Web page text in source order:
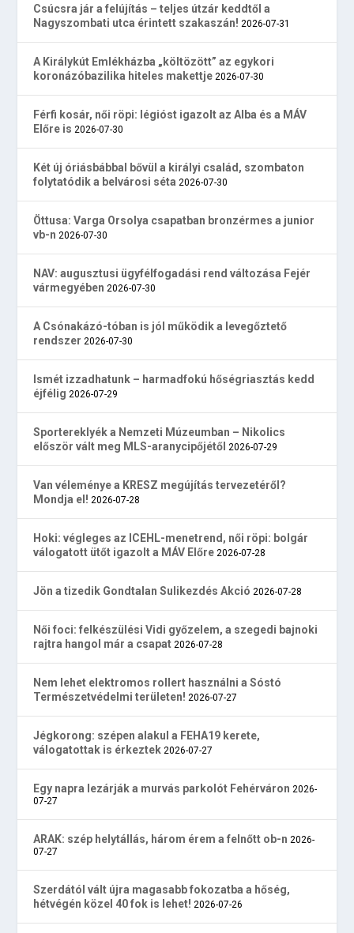
Csúcsra jár a felújítás – teljes útzár keddtől a
Nagyszombati utca érintett szakaszán! 2026-07-31
A Királykút Emlékházba „költözött” az egykori
koronázóbazilika hiteles makettje 2026-07-30
Férfi kosár, női röpi: légióst igazolt az Alba és a MÁV
Előre is 2026-07-30
Két új óriásbábbal bővül a királyi család, szombaton
folytatódik a belvárosi séta 2026-07-30
Öttusa: Varga Orsolya csapatban bronzérmes a junior
vb-n 2026-07-30
NAV: augusztusi ügyfélfogadási rend változása Fejér
vármegyében 2026-07-30
A Csónakázó-tóban is jól működik a levegőztető
rendszer 2026-07-30
Ismét izzadhatunk – harmadfokú hőségriasztás kedd
éjfélig 2026-07-29
Sportereklyék a Nemzeti Múzeumban – Nikolics
először vált meg MLS-aranycipőjétől 2026-07-29
Van véleménye a KRESZ megújítás tervezetéről?
Mondja el! 2026-07-28
Hoki: végleges az ICEHL-menetrend, női röpi: bolgár
válogatott ütőt igazolt a MÁV Előre 2026-07-28
Jön a tizedik Gondtalan Sulikezdés Akció 2026-07-28
Női foci: felkészülési Vidi győzelem, a szegedi bajnoki
rajtra hangol már a csapat 2026-07-28
Nem lehet elektromos rollert használni a Sóstó
Természetvédelmi területen! 2026-07-27
Jégkorong: szépen alakul a FEHA19 kerete,
válogatottak is érkeztek 2026-07-27
Egy napra lezárják a murvás parkolót Fehérváron 2026-
07-27
ARAK: szép helytállás, három érem a felnőtt ob-n 2026-
07-27
Szerdától vált újra magasabb fokozatba a hőség,
hétvégén közel 40 fok is lehet! 2026-07-26